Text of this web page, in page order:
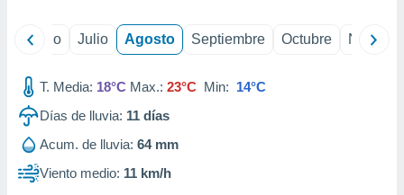
Junio Julio Agosto Septiembre Octubre
T. Media: 18°C Max.: 23°C Min: 14°C
Días de lluvia: 11 días
Acum. de lluvia: 64 mm
Viento medio: 11 km/h